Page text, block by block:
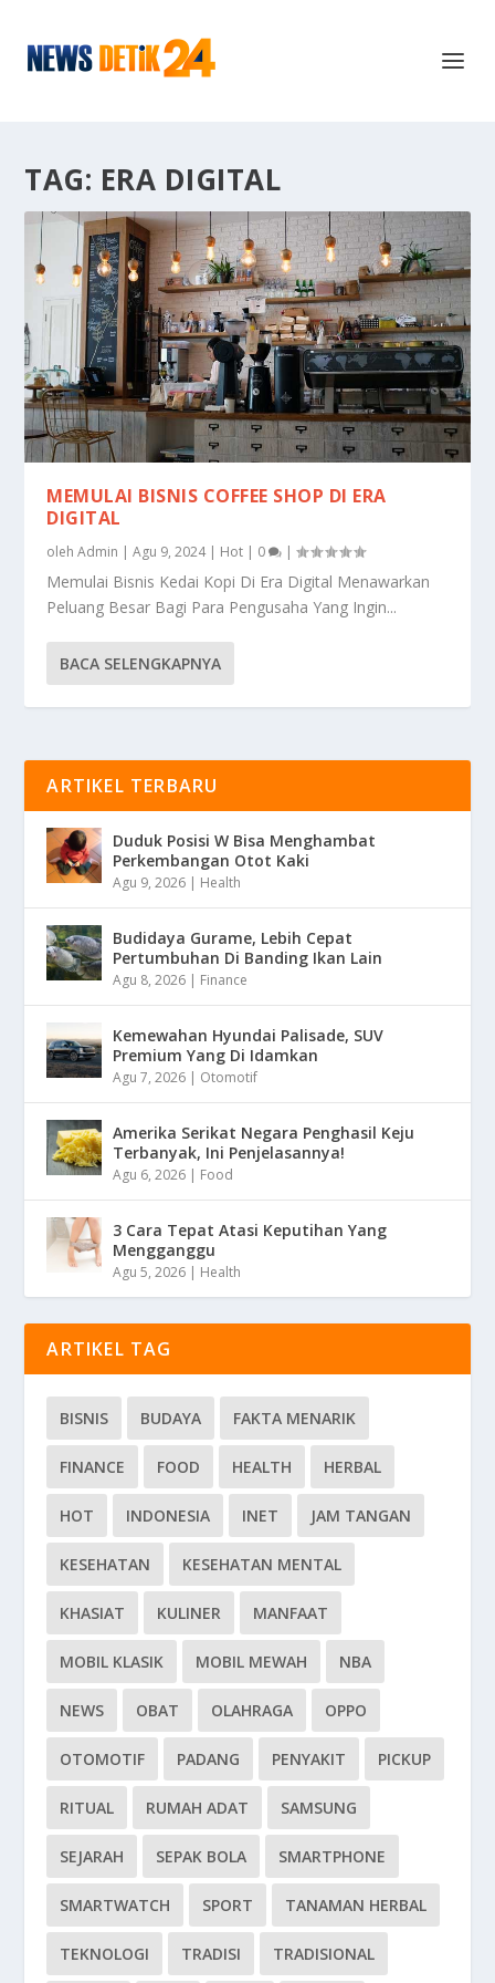
TAG: ERA DIGITAL
MEMULAI BISNIS COFFEE SHOP DI ERA
DIGITAL
olehAdmin |Agu 9, 2024| Hot | 0 |
Memulai Bisnis Kedai Kopi Di Era Digital Menawarkan
Peluang Besar Bagi Para Pengusaha Yang Ingin...
BACA SELENGKAPNYA
ARTIKEL TERBARU
Duduk Posisi W Bisa Menghambat
Perkembangan Otot Kaki
Agu 9, 2026 | Health
Budidaya Gurame, Lebih Cepat
Pertumbuhan Di Banding Ikan Lain
Agu 8, 2026 | Finance
Kemewahan Hyundai Palisade, SUV
Premium Yang Di Idamkan
Agu 7, 2026 | Otomotif
Amerika Serikat Negara Penghasil Keju
Terbanyak, Ini Penjelasannya!
Agu 6, 2026 | Food
3 Cara Tepat Atasi Keputihan Yang
Mengganggu
Agu 5, 2026 | Health
ARTIKEL TAG
BISNIS BUDAYA FAKTA MENARIK
FINANCE FOOD HEALTH HERBAL
HOT INDONESIA INET JAM TANGAN
KESEHATAN KESEHATAN MENTAL
KHASIAT KULINER MANFAAT
MOBIL KLASIK MOBIL MEWAH NBA
NEWS OBAT OLAHRAGA OPPO
OTOMOTIF PADANG PENYAKIT PICKUP
RITUAL RUMAH ADAT SAMSUNG
SEJARAH SEPAK BOLA SMARTPHONE
SMARTWATCH SPORT TANAMAN HERBAL
TEKNOLOGI TRADISI TRADISIONAL